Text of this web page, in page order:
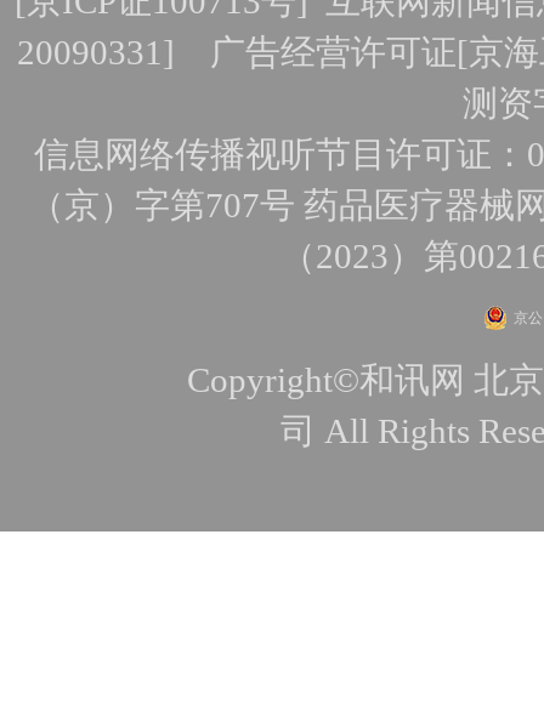
20090331] 广告经营许可证[京
测资
信息网络传播视听节目许可证：
（京）字第707号 药品医疗器械
（2023）第
京
Copyright©和讯网 北
司 All Rights